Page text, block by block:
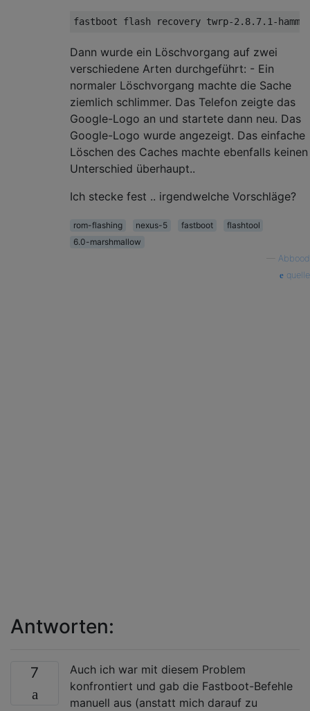
Dann wurde ein Löschvorgang auf zwei
verschiedene Arten durchgeführt: - Ein
normaler Löschvorgang machte die Sache
ziemlich schlimmer. Das Telefon zeigte das
Google-Logo an und startete dann neu. Das
Google-Logo wurde angezeigt. Das einfache
Löschen des Caches machte ebenfalls keinen
Unterschied überhaupt..
Ich stecke fest .. irgendwelche Vorschläge?
rom-flashing nexus-5 fastboot
flashtool
6.0-marshmallow
Abbood
quelle
Antworten:
7
Auch ich war mit diesem Problem
konfrontiert und gab die Fastboot-Befehle
manuell aus (anstatt mich darauf zu